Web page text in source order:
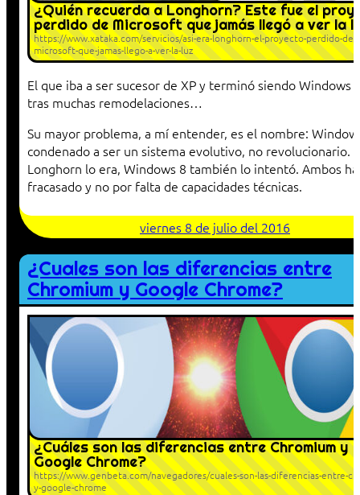
¿Quién recuerda a Longhorn? Este fue el
perdido de Microsoft que jamás llegó a ver la
https://www.xataka.com/servicios/asi-era-longhorn-el-proyecto-perdido-de-
microsoft-que-jamas-llego-a-ver-la-luz
El que iba a ser sucesor de XP y terminó siendo Windows
tras muchas remodelaciones…
Su mayor problema, a mí entender, es el nombre:
condenado a ser un sistema evolutivo, no revolucionario.
Longhorn lo era, Windows 8 también lo intentó. Ambos
fracasado y no por falta de capacidades técnicas.
viernes 8 de julio del 2016
¿Cuales son las diferencias entre
Chromium y Google Chrome?
¿Cuáles son las diferencias entre Chromium y
Google Chrome?
https://www.genbeta.com/navegadores/cuales-son-las-diferencias-entre-
y-google-chrome